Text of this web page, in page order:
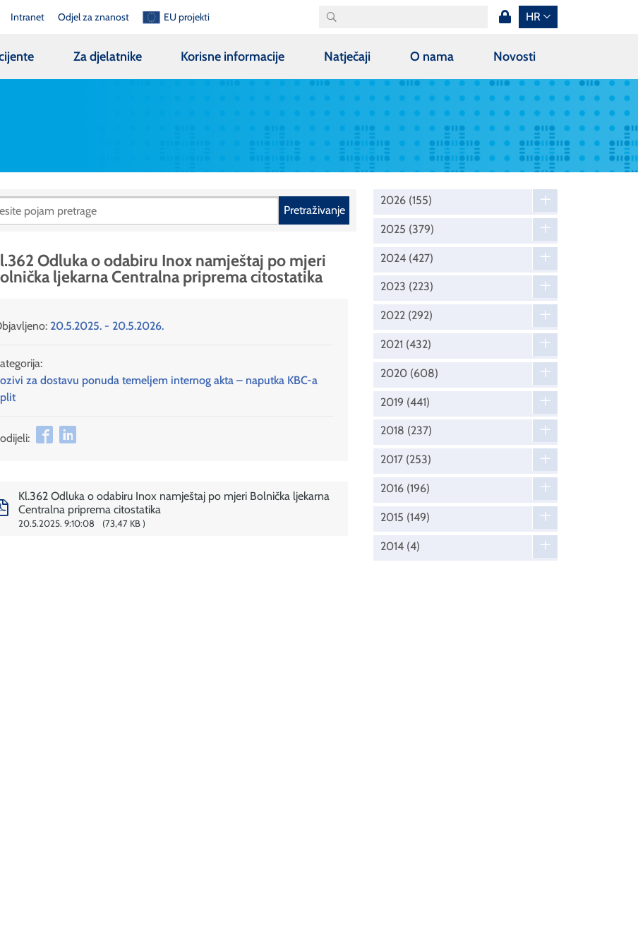
Intranet Odjel za znanost EU projekti HR
Za djelatnike Korisne informacije Natječaji O nama Novosti
Pretraživanje
Odluka o odabiru Inox namještaj po mjeri
ljekarna Centralna priprema citostatika
20.5.2025. - 20.5.2026.
za dostavu ponuda temeljem internog akta – naputka KBC-a
Kl.362 Odluka o odabiru Inox namještaj po mjeri Bolnička ljekarna
Centralna priprema citostatika
20.5.2025. 9:10:08 73,47 KB
2026 (155)
2025 (379)
2024 (427)
2023 (223)
2022 (292)
2021 (432)
2020 (608)
2019 (441)
2018 (237)
2017 (253)
2016 (196)
2015 (149)
2014 (4)